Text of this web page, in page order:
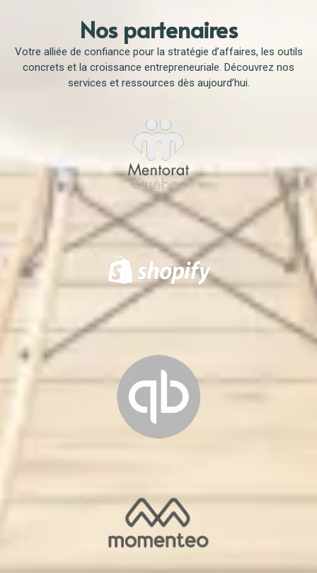
Nos partenaires
Votre alliée de confiance pour la stratégie d’affaires, les outils
concrets et la croissance entrepreneuriale. Découvrez nos
services et ressources dès aujourd’hui.